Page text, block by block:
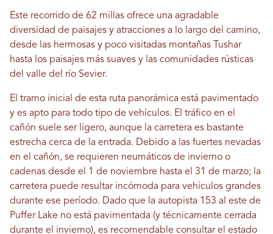
Este recorrido de 62 millas ofrece una agradable
diversidad de paisajes y atracciones a lo largo del camino,
desde las hermosas y poco visitadas montañas Tushar
hasta los paisajes más suaves y las comunidades rústicas
del valle del río Sevier.
El tramo inicial de esta ruta panorámica está pavimentado
y es apto para todo tipo de vehículos. El tráfico en el
cañón suele ser ligero, aunque la carretera es bastante
estrecha cerca de la entrada. Debido a las fuertes nevadas
en el cañón, se requieren neumáticos de invierno o
cadenas desde el 1 de noviembre hasta el 31 de marzo; la
carretera puede resultar incómoda para vehículos grandes
durante ese período. Dado que la autopista 153 al este de
Puffer Lake no está pavimentada (y técnicamente cerrada
durante el invierno), es recomendable consultar el estado